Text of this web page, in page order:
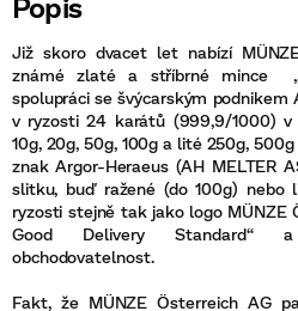
Již skoro dvacet let nabízí
známé zlaté a stříbrné mince
spolupráci se švýcarským podnikem
v ryzosti 24 karátů (999,9/1000) v
10g, 20g, 50g, 100g a lité 250g,
znak Argor-Heraeus (AH MELTER
slitku, buď ražené (do 100g)
ryzosti stejně tak jako logo MÜNZE
Good Delivery Standard“ a
obchodovatelnost.
Fakt, že MÜNZE Österreich AG